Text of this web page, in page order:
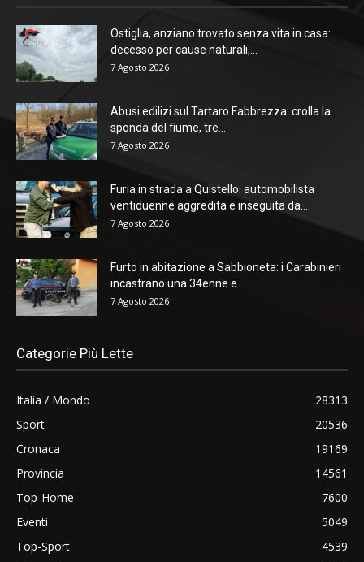
Ostiglia, anziano trovato senza vita in casa:
decesso per cause naturali,...
7 Agosto 2026
Abusi edilizi sul Tartaro Fabbrezza: crolla la
sponda del fiume, tre...
7 Agosto 2026
Furia in strada a Quistello: automobilista
ventiduenne aggredita e inseguita da...
7 Agosto 2026
Furto in abitazione a Sabbioneta: i Carabinieri
incastrano una 34enne e...
7 Agosto 2026
Categorie Più Lette
Italia / Mondo
28313
Sport
20536
Cronaca
19169
Provincia
14561
Top-Home
7600
Eventi
5049
Top-Sport
4539